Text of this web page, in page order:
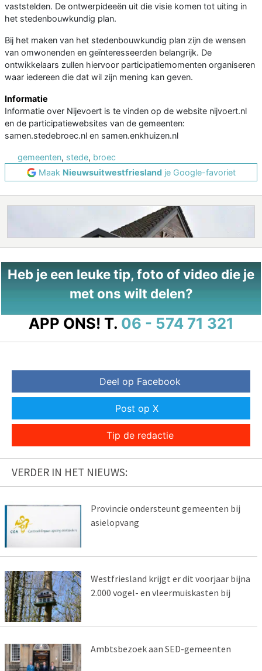
vaststelden. De ontwerpideeën uit die visie komen tot uiting in
het stedenbouwkundig plan.
Bij het maken van het stedenbouwkundig plan zijn de wensen
van omwonenden en geïnteresseerden belangrijk. De
ontwikkelaars zullen hiervoor participatiemomenten organiseren
waar iedereen die dat wil zijn mening kan geven.
Informatie
Informatie over Nijevoert is te vinden op de website nijvoert.nl
en de participatiewebsites van de gemeenten:
samen.stedebroec.nl en samen.enkhuizen.nl
gemeenten, stede, broec
Maak Nieuwsuitwestfrieslandje Google-favoriet
Heb je een leuke tip, foto of video die je
met ons wilt delen?
APP ONS! T. 06 - 574 71 321
Deel op Facebook
Post op X
Tip de redactie
VERDER IN HET NIEUWS:
Provincie ondersteunt gemeenten bij
asielopvang
Westfriesland krijgt er dit voorjaar bijna
2.000 vogel- en vleermuiskasten bij
Ambtsbezoek aan SED-gemeenten